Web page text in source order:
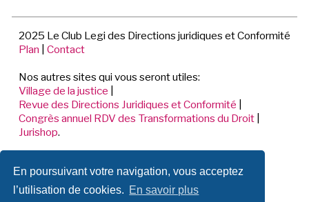
En poursuivant votre navigation, vous acceptez
l’utilisation de cookies. En savoir plus
2025 Le Club Legi des Directions juridiques et Conformité
Plan
Contact
Nos autres sites qui vous seront utiles:
Village de la justice
Revue des Directions Juridiques et Conformité
Congrès annuel RDV des Transformations du Droit
Jurishop.
198 Avenue de Verdun
92441 ISSY LES MOULINEAUX CEDEX